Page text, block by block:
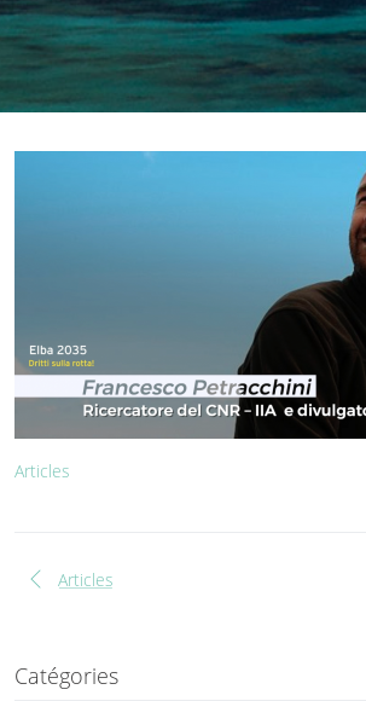
Articles
chevron_left Articles
Catégories